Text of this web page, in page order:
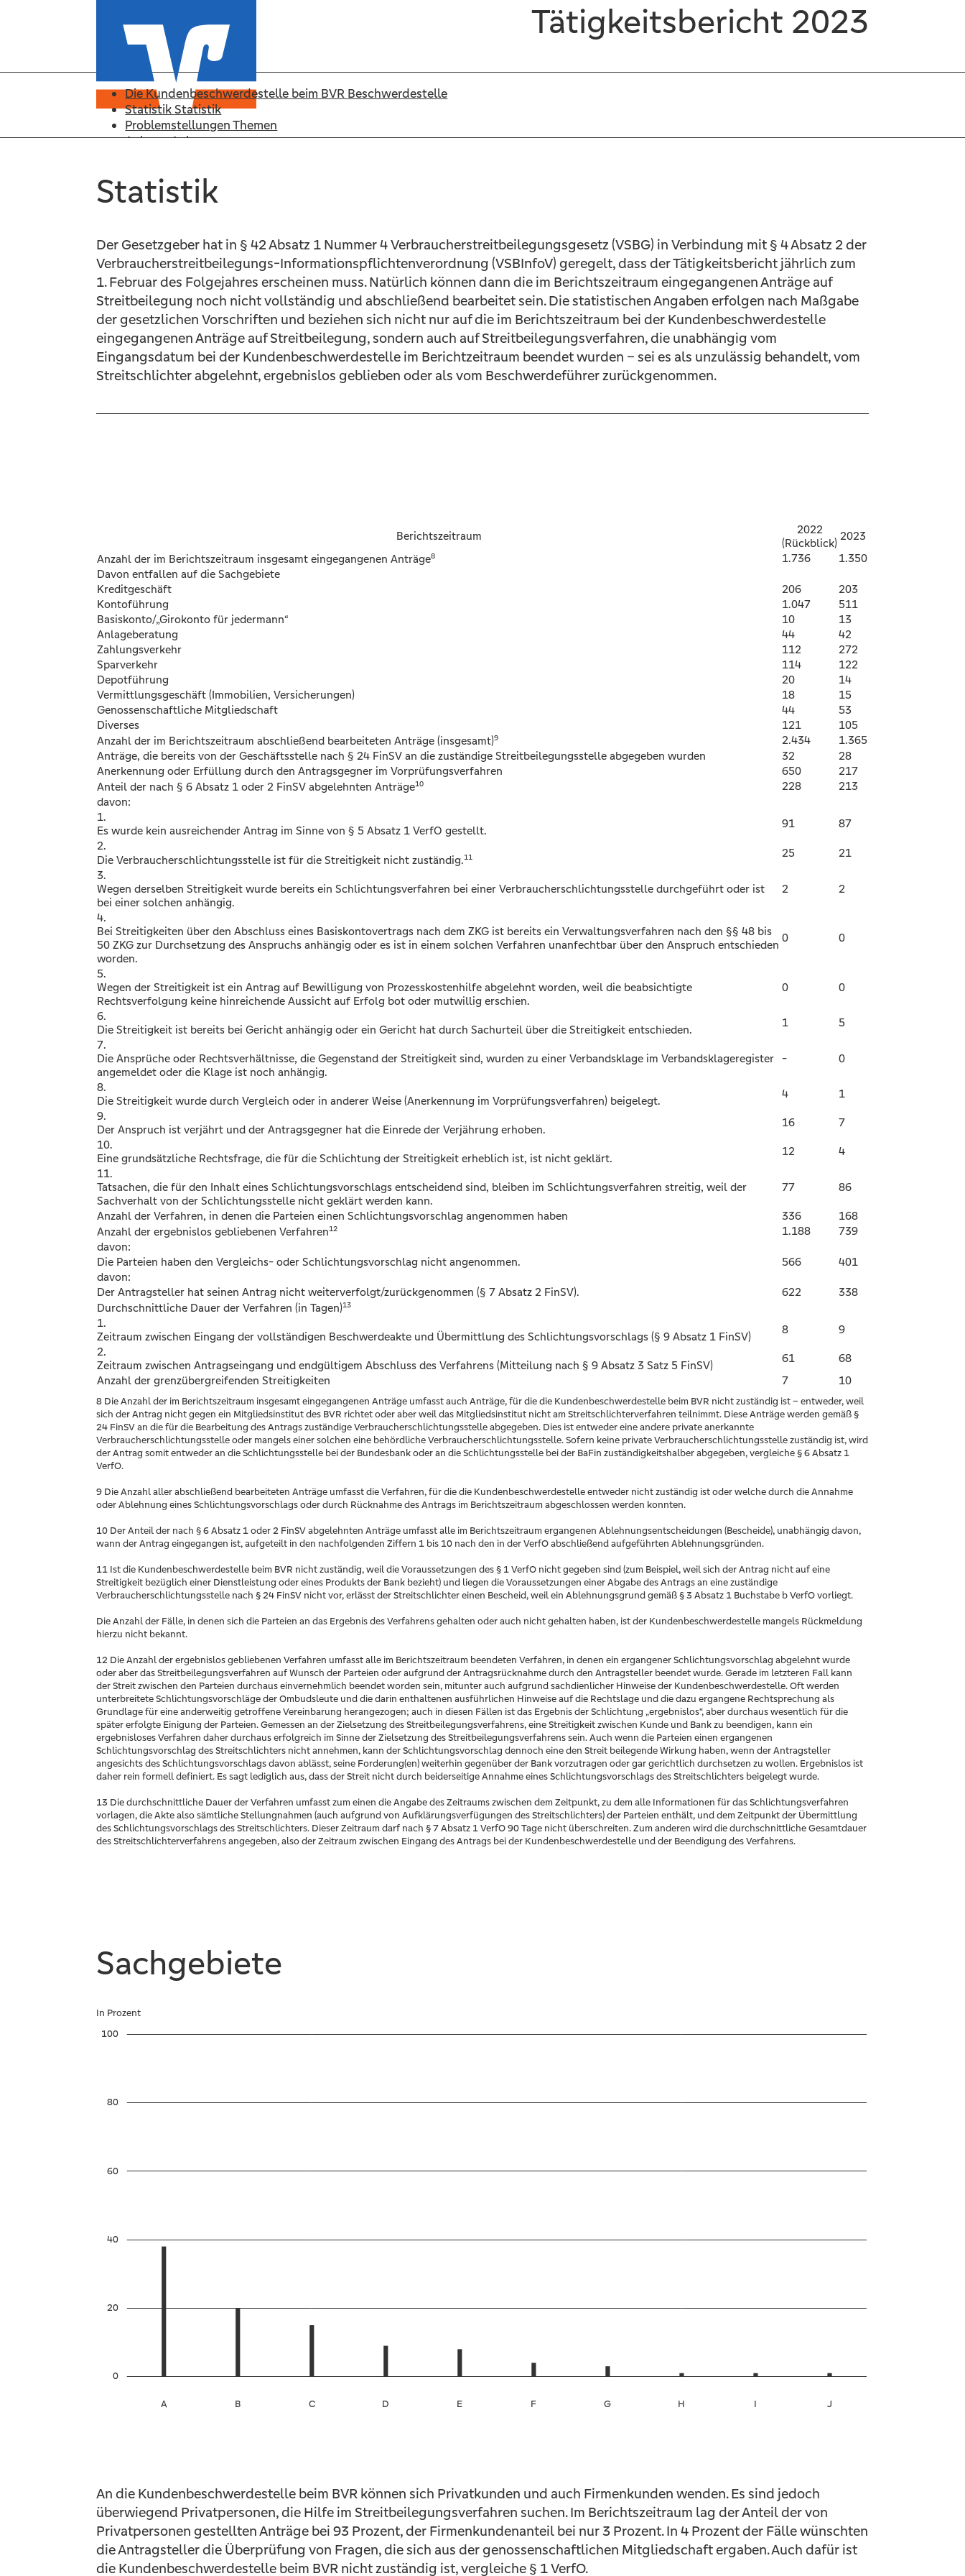
Tätigkeitsbericht 2023
Die Kundenbeschwerdestelle beim BVR Beschwerdestelle
StatistikStatistik
ProblemstellungenThemen
AnhangAnhang
Statistik
Statistik
Themen
Anhang
Suche
Statistik
Der Gesetzgeber hat in § 42 Absatz 1 Nummer 4 Verbraucherstreitbeilegungsgesetz (VSBG) in Verbindung mit § 4 Absatz 2 der
Verbraucherstreitbeilegungs-Informationspflichtenverordnung (VSBInfoV) geregelt, dass der Tätigkeitsbericht jährlich zum
1. Februar des Folgejahres erscheinen muss. Natürlich können dann die im Berichtszeitraum eingegangenen Anträge auf
Streitbeilegung noch nicht vollständig und abschließend bearbeitet sein. Die statistischen Angaben erfolgen nach Maßgabe
der gesetzlichen Vorschriften und beziehen sich nicht nur auf die im Berichtszeitraum bei der Kundenbeschwerdestelle
eingegangenen Anträge auf Streitbeilegung, sondern auch auf Streitbeilegungsverfahren, die unabhängig vom
Eingangsdatum bei der Kundenbeschwerdestelle im Berichtzeitraum beendet wurden – sei es als unzulässig behandelt, vom
Streitschlichter abgelehnt, ergebnislos geblieben oder als vom Beschwerdeführer zurückgenommen.
Berichtszeitraum
2022
(Rückblick)
2023
Anzahl der im Berichtszeitraum insgesamt eingegangenen Anträge8 1.736
1.350
Davon entfallen auf die Sachgebiete
Kreditgeschäft
206
203
Kontoführung
1.047
511
Basiskonto/„Girokonto für jedermann“
10
13
Anlageberatung
44
42
Zahlungsverkehr
112
272
Sparverkehr
114
122
Depotführung
20
14
Vermittlungsgeschäft (Immobilien, Versicherungen)
18
15
Genossenschaftliche Mitgliedschaft
44
53
Diverses
121
105
Anzahl der im Berichtszeitraum abschließend bearbeiteten Anträge (insgesamt)9 2.434
1.365
Anträge, die bereits von der Geschäftsstelle nach § 24 FinSV an die zuständige Streitbeilegungsstelle abgegeben wurden
32
28
Anerkennung oder Erfüllung durch den Antragsgegner im Vorprüfungsverfahren
650
217
Anteil der nach § 6 Absatz 1 oder 2 FinSV abgelehnten Anträge10 228
213
davon:
1.
Es wurde kein ausreichender Antrag im Sinne von § 5 Absatz 1 VerfO gestellt.
91
87
2.
Die Verbraucherschlichtungsstelle ist für die Streitigkeit nicht zuständig.11 25
21
3.
Wegen derselben Streitigkeit wurde bereits ein Schlichtungsverfahren bei einer Verbraucherschlichtungsstelle durchgeführt oder ist
bei einer solchen anhängig.
2 2
4.
Bei Streitigkeiten über den Abschluss eines Basiskontovertrags nach dem ZKG ist bereits ein Verwaltungsverfahren nach den §§ 48 bis
50 ZKG zur Durchsetzung des Anspruchs anhängig oder es ist in einem solchen Verfahren unanfechtbar über den Anspruch entschieden
worden.
0 0
5.
Wegen der Streitigkeit ist ein Antrag auf Bewilligung von Prozesskostenhilfe abgelehnt worden, weil die beabsichtigte
Rechtsverfolgung keine hinreichende Aussicht auf Erfolg bot oder mutwillig erschien.
0 0
6.
Die Streitigkeit ist bereits bei Gericht anhängig oder ein Gericht hat durch Sachurteil über die Streitigkeit entschieden.
1
5
7.
Die Ansprüche oder Rechtsverhältnisse, die Gegenstand der Streitigkeit sind, wurden zu einer Verbandsklage im Verbandsklageregister
angemeldet oder die Klage ist noch anhängig.
- 0
8.
Die Streitigkeit wurde durch Vergleich oder in anderer Weise (Anerkennung im Vorprüfungsverfahren) beigelegt.
4
1
9.
Der Anspruch ist verjährt und der Antragsgegner hat die Einrede der Verjährung erhoben.
16
7
10.
Eine grundsätzliche Rechtsfrage, die für die Schlichtung der Streitigkeit erheblich ist, ist nicht geklärt.
12
4
11.
Tatsachen, die für den Inhalt eines Schlichtungsvorschlags entscheidend sind, bleiben im Schlichtungsverfahren streitig, weil der
Sachverhalt von der Schlichtungsstelle nicht geklärt werden kann.
77 86
Anzahl der Verfahren, in denen die Parteien einen Schlichtungsvorschlag angenommen haben 336
168
Anzahl der ergebnislos gebliebenen Verfahren12 1.188
739
davon:
Die Parteien haben den Vergleichs- oder Schlichtungsvorschlag nicht angenommen.
566
401
davon:
Der Antragsteller hat seinen Antrag nicht weiterverfolgt/zurückgenommen (§ 7 Absatz 2 FinSV).
622
338
Durchschnittliche Dauer der Verfahren (in Tagen)13
1.
Zeitraum zwischen Eingang der vollständigen Beschwerdeakte und Übermittlung des Schlichtungsvorschlags (§ 9 Absatz 1 FinSV)
8
9
2.
Zeitraum zwischen Antragseingang und endgültigem Abschluss des Verfahrens (Mitteilung nach § 9 Absatz 3 Satz 5 FinSV)
61
68
Anzahl der grenzübergreifenden Streitigkeiten
7 10
8 Die Anzahl der im Berichtszeitraum insgesamt eingegangenen Anträge umfasst auch Anträge, für die die Kundenbeschwerdestelle beim BVR nicht zuständig ist – entweder, weil
sich der Antrag nicht gegen ein Mitgliedsinstitut des BVR richtet oder aber weil das Mitgliedsinstitut nicht am Streitschlichterverfahren teilnimmt. Diese Anträge werden gemäß §
24 FinSV an die für die Bearbeitung des Antrags zuständige Verbraucherschlichtungsstelle abgegeben. Dies ist entweder eine andere private anerkannte
Verbraucherschlichtungsstelle oder mangels einer solchen eine behördliche Verbraucherschlichtungsstelle. Sofern keine private Verbraucherschlichtungsstelle zuständig ist, wird
der Antrag somit entweder an die Schlichtungsstelle bei der Bundesbank oder an die Schlichtungsstelle bei der BaFin zuständigkeitshalber abgegeben, vergleiche § 6 Absatz 1
VerfO.
9 Die Anzahl aller abschließend bearbeiteten Anträge umfasst die Verfahren, für die die Kundenbeschwerdestelle entweder nicht zuständig ist oder welche durch die Annahme
oder Ablehnung eines Schlichtungsvorschlags oder durch Rücknahme des Antrags im Berichtszeitraum abgeschlossen werden konnten.
10 Der Anteil der nach § 6 Absatz 1 oder 2 FinSV abgelehnten Anträge umfasst alle im Berichtszeitraum ergangenen Ablehnungsentscheidungen (Bescheide), unabhängig davon,
wann der Antrag eingegangen ist, aufgeteilt in den nachfolgenden Ziffern 1 bis 10 nach den in der VerfO abschließend aufgeführten Ablehnungsgründen.
11 Ist die Kundenbeschwerdestelle beim BVR nicht zuständig, weil die Voraussetzungen des § 1 VerfO nicht gegeben sind (zum Beispiel, weil sich der Antrag nicht auf eine
Streitigkeit bezüglich einer Dienstleistung oder eines Produkts der Bank bezieht) und liegen die Voraussetzungen einer Abgabe des Antrags an eine zuständige
Verbraucherschlichtungsstelle nach § 24 FinSV nicht vor, erlässt der Streitschlichter einen Bescheid, weil ein Ablehnungsgrund gemäß § 3 Absatz 1 Buchstabe b VerfO vorliegt.
Die Anzahl der Fälle, in denen sich die Parteien an das Ergebnis des Verfahrens gehalten oder auch nicht gehalten haben, ist der Kundenbeschwerdestelle mangels Rückmeldung
hierzu nicht bekannt.
12 Die Anzahl der ergebnislos gebliebenen Verfahren umfasst alle im Berichtszeitraum beendeten Verfahren, in denen ein ergangener Schlichtungsvorschlag abgelehnt wurde
oder aber das Streitbeilegungsverfahren auf Wunsch der Parteien oder aufgrund der Antragsrücknahme durch den Antragsteller beendet wurde. Gerade im letzteren Fall kann
der Streit zwischen den Parteien durchaus einvernehmlich beendet worden sein, mitunter auch aufgrund sachdienlicher Hinweise der Kundenbeschwerdestelle. Oft werden
unterbreitete Schlichtungsvorschläge der Ombudsleute und die darin enthaltenen ausführlichen Hinweise auf die Rechtslage und die dazu ergangene Rechtsprechung als
Grundlage für eine anderweitig getroffene Vereinbarung herangezogen; auch in diesen Fällen ist das Ergebnis der Schlichtung „ergebnislos“, aber durchaus wesentlich für die
später erfolgte Einigung der Parteien. Gemessen an der Zielsetzung des Streitbeilegungsverfahrens, eine Streitigkeit zwischen Kunde und Bank zu beendigen, kann ein
ergebnisloses Verfahren daher durchaus erfolgreich im Sinne der Zielsetzung des Streitbeilegungsverfahrens sein. Auch wenn die Parteien einen ergangenen
Schlichtungsvorschlag des Streitschlichters nicht annehmen, kann der Schlichtungsvorschlag dennoch eine den Streit beilegende Wirkung haben, wenn der Antragsteller
angesichts des Schlichtungsvorschlags davon ablässt, seine Forderung(en) weiterhin gegenüber der Bank vorzutragen oder gar gerichtlich durchsetzen zu wollen. Ergebnislos ist
daher rein formell definiert. Es sagt lediglich aus, dass der Streit nicht durch beiderseitige Annahme eines Schlichtungsvorschlags des Streitschlichters beigelegt wurde.
13 Die durchschnittliche Dauer der Verfahren umfasst zum einen die Angabe des Zeitraums zwischen dem Zeitpunkt, zu dem alle Informationen für das Schlichtungsverfahren
vorlagen, die Akte also sämtliche Stellungnahmen (auch aufgrund von Aufklärungsverfügungen des Streitschlichters) der Parteien enthält, und dem Zeitpunkt der Übermittlung
des Schlichtungsvorschlags des Streitschlichters. Dieser Zeitraum darf nach § 7 Absatz 1 VerfO 90 Tage nicht überschreiten. Zum anderen wird die durchschnittliche Gesamtdauer
des Streitschlichterverfahrens angegeben, also der Zeitraum zwischen Eingang des Antrags bei der Kundenbeschwerdestelle und der Beendigung des Verfahrens.
Sachgebiete
In Prozent
An die Kundenbeschwerdestelle beim BVR können sich Privatkunden und auch Firmenkunden wenden. Es sind jedoch
überwiegend Privatpersonen, die Hilfe im Streitbeilegungsverfahren suchen. Im Berichtszeitraum lag der Anteil der von
Privatpersonen gestellten Anträge bei 93 Prozent, der Firmenkundenanteil bei nur 3 Prozent. In 4 Prozent der Fälle wünschten
die Antragsteller die Überprüfung von Fragen, die sich aus der genossenschaftlichen Mitgliedschaft ergaben. Auch dafür ist
die Kundenbeschwerdestelle beim BVR nicht zuständig ist, vergleiche § 1 VerfO.